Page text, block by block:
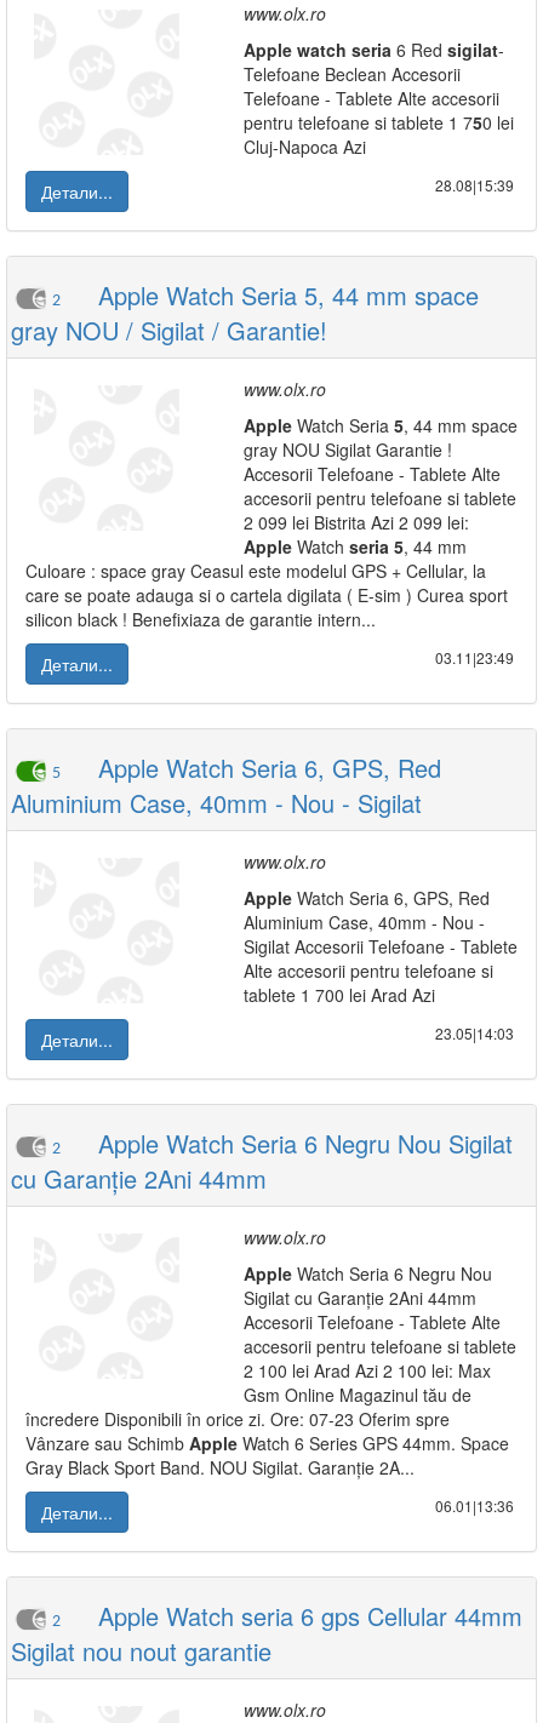
www.olx.ro
Apple watch seria 6 Red sigilat-
Telefoane Beclean Accesorii
Telefoane - Tablete Alte accesorii
pentru telefoane si tablete 1 750 lei
Cluj-Napoca Azi
Детали...
28.08|15:39
2
Apple Watch Seria 5, 44 mm space
gray NOU / Sigilat / Garantie!
www.olx.ro
Apple Watch Seria 5, 44 mm space
gray NOU Sigilat Garantie !
Accesorii Telefoane - Tablete Alte
accesorii pentru telefoane si tablete
2 099 lei Bistrita Azi 2 099 lei:
Apple Watch seria 5, 44 mm
Culoare : space gray Ceasul este modelul GPS + Cellular, la
care se poate adauga si o cartela digilata ( E-sim ) Curea sport
silicon black ! Benefixiaza de garantie intern...
Детали...
03.11|23:49
5
Apple Watch Seria 6, GPS, Red
Aluminium Case, 40mm - Nou - Sigilat
www.olx.ro
Apple Watch Seria 6, GPS, Red
Aluminium Case, 40mm - Nou -
Sigilat Accesorii Telefoane - Tablete
Alte accesorii pentru telefoane si
tablete 1 700 lei Arad Azi
Детали...
23.05|14:03
2
Apple Watch Seria 6 Negru Nou Sigilat
cu Garanție 2Ani 44mm
www.olx.ro
Apple Watch Seria 6 Negru Nou
Sigilat cu Garanție 2Ani 44mm
Accesorii Telefoane - Tablete Alte
accesorii pentru telefoane si tablete
2 100 lei Arad Azi 2 100 lei: Max
Gsm Online Magazinul tău de
încredere Disponibili în orice zi. Ore: 07-23 Oferim spre
Vânzare sau Schimb Apple Watch 6 Series GPS 44mm. Space
Gray Black Sport Band. NOU Sigilat. Garanție 2A...
Детали...
06.01|13:36
2
Apple Watch seria 6 gps Cellular 44mm
Sigilat nou nout garantie
www.olx.ro